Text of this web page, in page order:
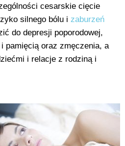
cesarskie cięcie
silnego bólu i zaburzeń
do depresji poporodowej,
pamięcią oraz zmęczenia, a
i relacje z rodziną i